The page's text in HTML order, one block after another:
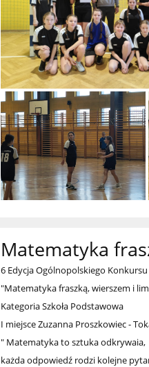
Matematyka
6 Edycja Ogólnopolskiego
"Matematyka fraszką, wierszem i
Kategoria Szkoła Podstawowa
I miejsce Zuzanna Proszkowiec -
" Matematyka to sztuka odkrywaia,
każda odpowiedź rodzi kolejne